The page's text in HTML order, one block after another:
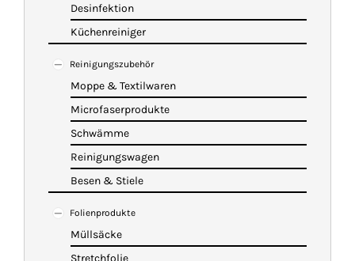
Desinfektion
Küchenreiniger
Reinigungszubehör
Moppe & Textilwaren
Microfaserprodukte
Schwämme
Reinigungswagen
Besen & Stiele
Folienprodukte
Müllsäcke
Stretchfolie